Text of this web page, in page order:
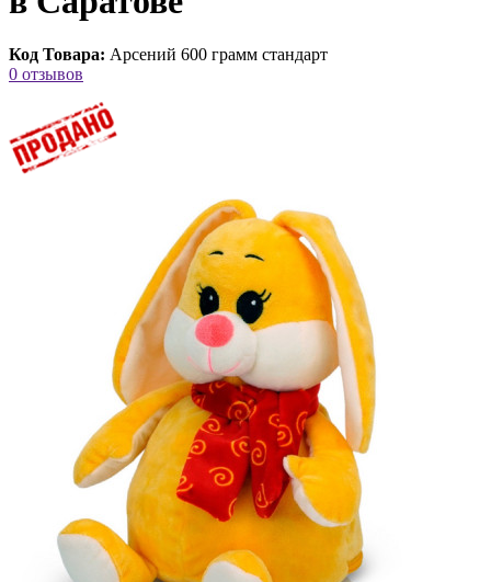
Код Товара: Арсений 600 грамм стандарт
0 отзывов